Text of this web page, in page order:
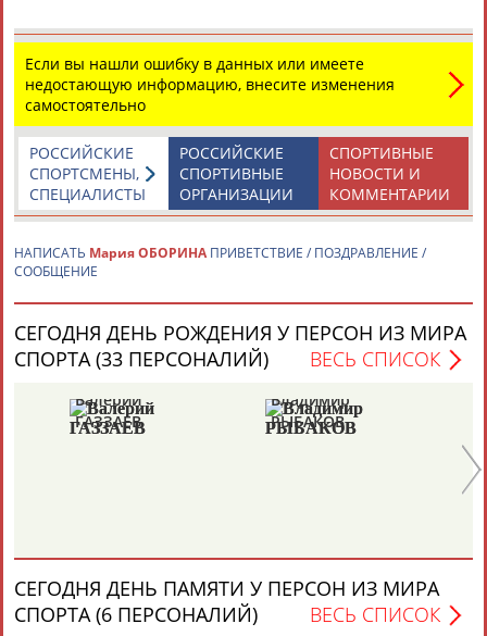
В воскресенье, 29марта, в Рыбинске завершился чемпионат
России по шорт-треку на отдельных дистанциях. Руслан
Захаров выиграл... ...етербург). 3000 м 1.Мария
Оборина
(Свердловская обл.). 2. Екатерина Баранок (Омская обл.). 3.
МарияОрлова (Москва). ...
(Проект:Информационное агентство СТАДИОН)
30.03.2015
ЦЕЛИ ПРОЕКТА КОНТАКТЫ НАШИ КНОПКИ РЕКЛАМА
inform@infosport.ru
© Стадион, 1998-2026
Разработка и поддержка ООО НАИТ «Стадион»
Подпишись
Если вы нашли ошибку в данных или имеете
недостающую информацию, внесите изменения
самостоятельно
СПОРТИВНЫЕ
НОВОСТИ И
КОММЕНТАРИИ
РОССИЙСКИЕ
СПОРТИВНЫЕ
ОРГАНИЗАЦИИ
РОССИЙСКИЕ
СПОРТСМЕНЫ,
СПЕЦИАЛИСТЫ
НАПИСАТЬ Мария ОБОРИНА ПРИВЕТСТВИЕ / ПОЗДРАВЛЕНИЕ /
СООБЩЕНИЕ
СЕГОДНЯ ДЕНЬ РОЖДЕНИЯ У ПЕРСОН ИЗ МИРА
СПОРТА (33 ПЕРСОНАЛИЙ)
ВЕСЬ СПИСОК
Валерий
ГАЗЗАЕВ
Владимир
РЫБАКОВ
СЕГОДНЯ ДЕНЬ ПАМЯТИ У ПЕРСОН ИЗ МИРА
СПОРТА (6 ПЕРСОНАЛИЙ)
ВЕСЬ СПИСОК